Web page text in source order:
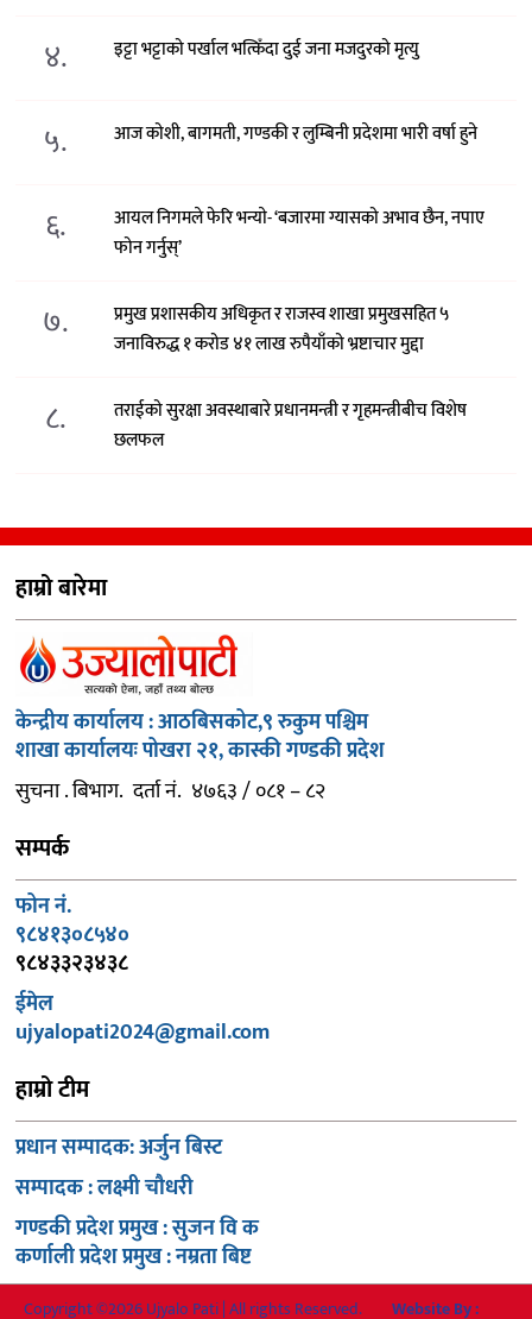
४. इट्टा भट्टाको पर्खाल भत्किँदा दुई जना मजदुरको मृत्यु
५. आज कोशी, बागमती, गण्डकी र लुम्बिनी प्रदेशमा भारी वर्षा हुने
६.
आयल निगमले फेरि भन्याे- ‘बजारमा ग्यासको अभाव छैन, नपाए
फोन गर्नुस्’
७.
प्रमुख प्रशासकीय अधिकृत र राजस्व शाखा प्रमुखसहित ५
जनाविरुद्ध १ करोड ४१ लाख रुपैयाँको भ्रष्टाचार मुद्दा
८.
तराईको सुरक्षा अवस्थाबारे प्रधानमन्त्री र गृहमन्त्रीबीच विशेष
छलफल
हाम्रो बारेमा
केन्द्रीय कार्यालय : आठबिसकोट,९ रुकुम पश्चिम
शाखा कार्यालयः पोखरा २१, कास्की गण्डकी प्रदेश
सुचना . बिभाग. दर्ता नं. ४७६३ / ०८१ – ८२
सम्पर्क
फोन नं.
९८४१३०८५४०
९८४३३२३४३८
ईमेल
ujyalopati2024@gmail.com
हाम्रो टीम
प्रधान सम्पादक: अर्जुन बिस्ट
सम्पादक : लक्ष्मी चौधरी
गण्डकी प्रदेश प्रमुख : सुजन वि क
कर्णाली प्रदेश प्रमुख : नम्रता बिष्ट
Copyright ©2026 Ujyalo Pati | All rights Reserved. Website By :